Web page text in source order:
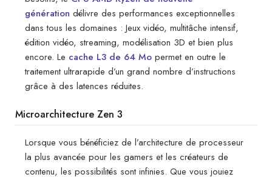
génération délivre des performances exceptionnelles
dans tous les domaines : Jeux vidéo, multitâche intensif,
édition vidéo, streaming, modélisation 3D et bien plus
encore. Le cache L3 de 64 Mo permet en outre le
traitement ultrarapide d’un grand nombre d’instructions
grâce à des latences réduites.
Microarchitecture Zen 3
Lorsque vous bénéficiez de l’architecture de processeur
la plus avancée pour les gamers et les créateurs de
contenu, les possibilités sont infinies. Que vous jouiez